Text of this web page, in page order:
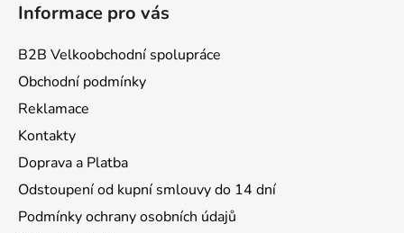
Informace pro vás
B2B Velkoobchodní spolupráce
Obchodní podmínky
Reklamace
Kontakty
Doprava a Platba
Odstoupení od kupní smlouvy do 14 dní
Podmínky ochrany osobních údajů